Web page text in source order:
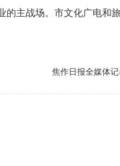
主战场。市文化广电和
焦作日报全媒体